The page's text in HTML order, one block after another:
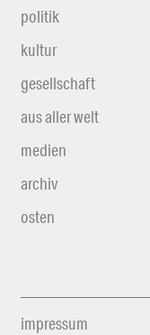
politik
kultur
gesellschaft
aus aller welt
medien
archiv
osten
impressum